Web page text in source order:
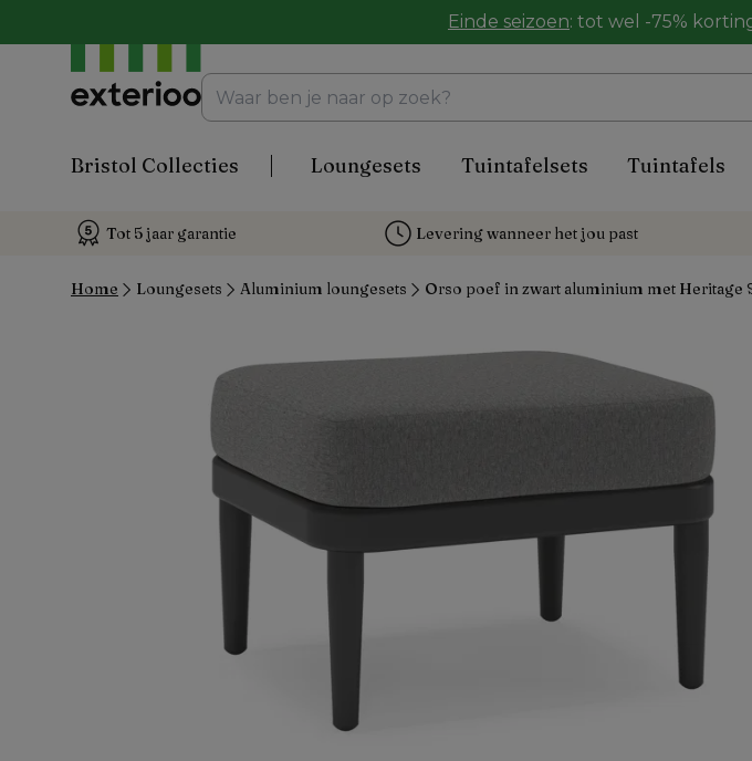
Einde seizoen: tot wel -75%
Bristol Collecties Loungesets Tuintafelsets Tuintafels
Tot 5 jaar garantie Levering wanneer het jou past
Home Loungesets Aluminium loungesets Orso poef in zwart aluminium met Heritage